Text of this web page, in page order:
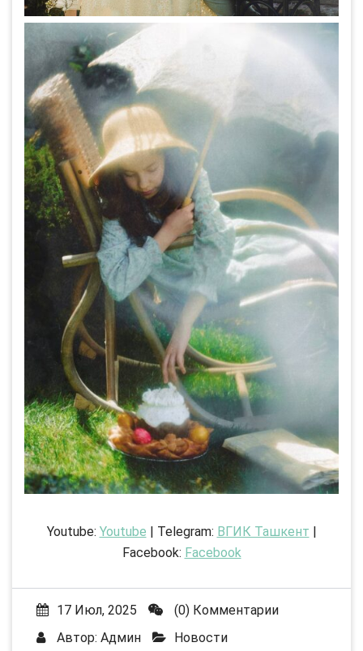
Youtube: Youtube | Telegram: ВГИК Ташкент |
Facebook: Facebook
17 Июл, 2025
(0) Комментарии
Автор: Админ Новости